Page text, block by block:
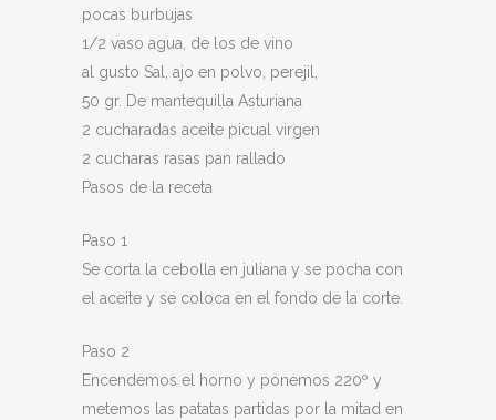
pocas burbujas
1/2 vaso agua, de los de vino
al gusto Sal, ajo en polvo, perejil,
50 gr. De mantequilla Asturiana
2 cucharadas aceite picual virgen
2 cucharas rasas pan rallado
Pasos de la receta
Paso 1
Se corta la cebolla en juliana y se pocha con
el aceite y se coloca en el fondo de la corte.
Paso 2
Encendemos el horno y ponemos 220º y
metemos las patatas partidas por la mitad en